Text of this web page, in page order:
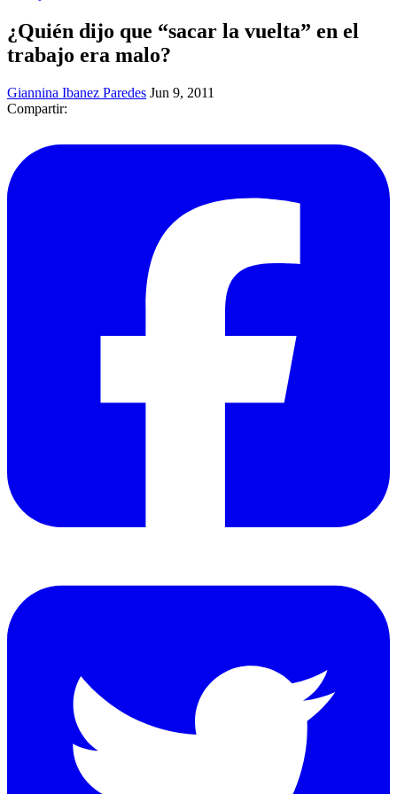
¿Quién dijo que “sacar la vuelta” en el
trabajo era malo?
Giannina Ibanez Paredes Jun 9, 2011
Compartir: